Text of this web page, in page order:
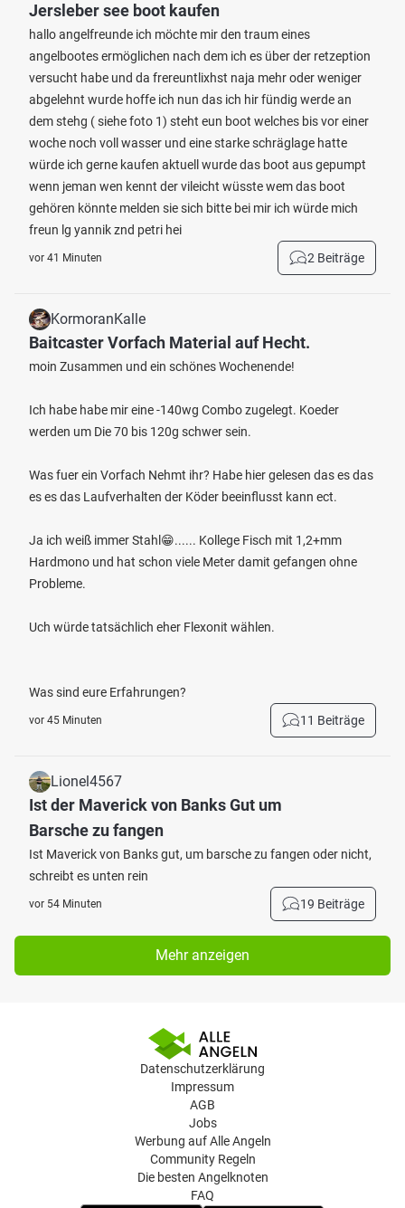
Jersleber see boot kaufen
hallo angelfreunde ich möchte mir den traum eines
angelbootes ermöglichen nach dem ich es über der retzeption
versucht habe und da frereuntlixhst naja mehr oder weniger
abgelehnt wurde hoffe ich nun das ich hir fündig werde an
dem stehg ( siehe foto 1) steht eun boot welches bis vor einer
woche noch voll wasser und eine starke schräglage hatte
würde ich gerne kaufen aktuell wurde das boot aus gepumpt
wenn jeman wen kennt der vileicht wüsste wem das boot
gehören könnte melden sie sich bitte bei mir ich würde mich
freun lg yannik znd petri hei
vor 41 Minuten 2 Beiträge
KormoranKalle
Baitcaster Vorfach Material auf Hecht.
moin Zusammen und ein schönes Wochenende!
Ich habe habe mir eine -140wg Combo zugelegt. Koeder
werden um Die 70 bis 120g schwer sein.
Was fuer ein Vorfach Nehmt ihr? Habe hier gelesen das es das
es es das Laufverhalten der Köder beeinflusst kann ect.
Ja ich weiß immer Stahl😁...... Kollege Fisch mit 1,2+mm
Hardmono und hat schon viele Meter damit gefangen ohne
Probleme.
Uch würde tatsächlich eher Flexonit wählen.
Was sind eure Erfahrungen?
vor 45 Minuten 11 Beiträge
Lionel4567
Ist der Maverick von Banks Gut um
Barsche zu fangen
Ist Maverick von Banks gut, um barsche zu fangen oder nicht,
schreibt es unten rein
vor 54 Minuten 19 Beiträge
Mehr anzeigen
Datenschutzerklärung
Impressum
AGB
Jobs
Werbung auf Alle Angeln
Community Regeln
Die besten Angelknoten
FAQ